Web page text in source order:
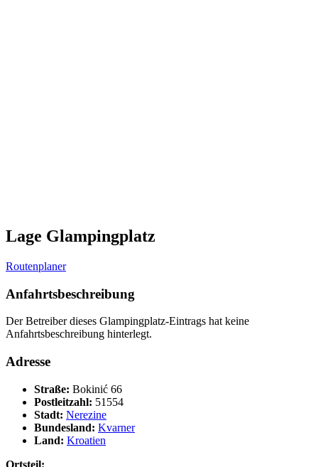
Lage Glampingplatz
Routenplaner
Anfahrtsbeschreibung
Der Betreiber dieses Glampingplatz-Eintrags hat keine
Anfahrtsbeschreibung hinterlegt.
Adresse
Straße: Bokinić 66
Postleitzahl: 51554
Stadt: Nerezine
Bundesland: Kvarner
Land: Kroatien
Ortsteil: